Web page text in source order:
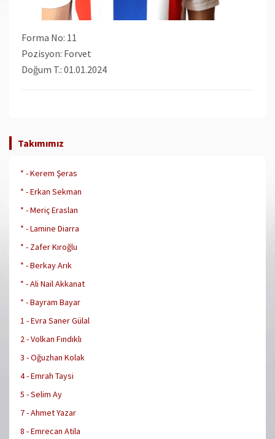
Forma No: 11
Pozisyon: Forvet
Doğum T.: 01.01.2024
Takımımız
* - Kerem Şeras
* - Erkan Sekman
* - Meriç Eraslan
* - Lamine Diarra
* - Zafer Kıroğlu
* - Berkay Arık
* - Ali Nail Akkanat
* - Bayram Bayar
1 - Evra Saner Gülal
2 - Volkan Fındıklı
3 - Oğuzhan Kolak
4 - Emrah Taysi
5 - Selim Ay
7 - Ahmet Yazar
8 - Emrecan Atila